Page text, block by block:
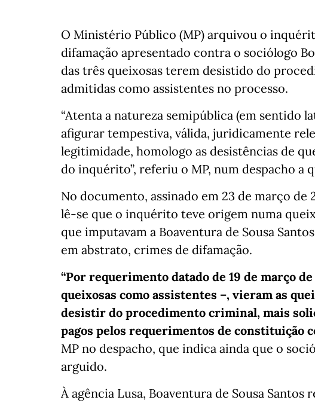
O Ministério Público (MP) arquivou o
difamação apresentado contra o sociólogo
das três queixosas terem desistido do
admitidas como assistentes no processo.
“Atenta a natureza semipública (em sentido
afigurar tempestiva, válida, juridicamente
legitimidade, homologo as desistências de
do inquérito”, referiu o MP, num despacho a
No documento, assinado em 23 de março
lê-se que o inquérito teve origem numa
que imputavam a Boaventura de Sousa
em abstrato, crimes de difamação.
“Por requerimento datado de 19 de março
queixosas como assistentes –, vieram as
desistir do procedimento criminal, mais
pagos pelos requerimentos de constituição
MP no despacho, que indica ainda que o
arguido.
À agência Lusa, Boaventura de Sousa